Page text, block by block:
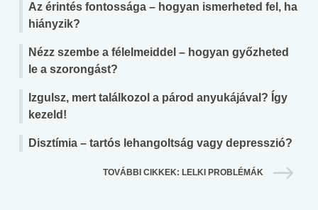
Az érintés fontossága – hogyan ismerheted fel, ha
hiányzik?
Nézz szembe a félelmeiddel – hogyan győzheted
le a szorongást?
Izgulsz, mert találkozol a párod anyukájával? Így
kezeld!
Disztímia – tartós lehangoltság vagy depresszió?
TOVÁBBI CIKKEK: LELKI PROBLÉMÁK